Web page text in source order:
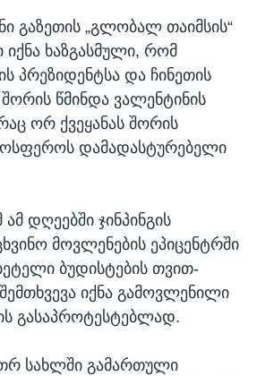
გაზეთის „გლობალ თაიმსის“
იქნა ხაზგასმული, რომ
პრეზიდენტსა და ჩინეთის
წმინდა ვალენტინის
ორ ქვეყანას შორის
დამადასტურებელი
დღეებში ჯინპინგის
მოვლენების ეპიცენტრში
ბუდისტების თვით-
იქნა გამოვლენილი
გასაპროტესტებლად.
სახლში გამართული